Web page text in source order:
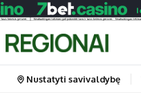
Nustatyti savivaldybę